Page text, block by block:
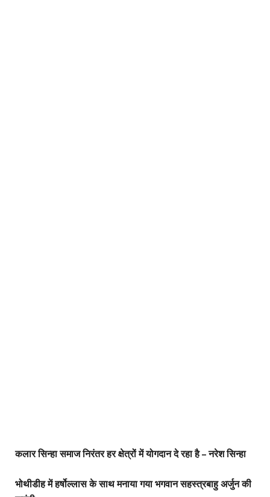
कलार सिन्हा समाज निरंतर हर क्षेत्रों में योगदान दे रहा है – नरेश सिन्हा
भोथीडीह में हर्षोल्लास के साथ मनाया गया भगवान सहस्त्रबाहु अर्जुन की